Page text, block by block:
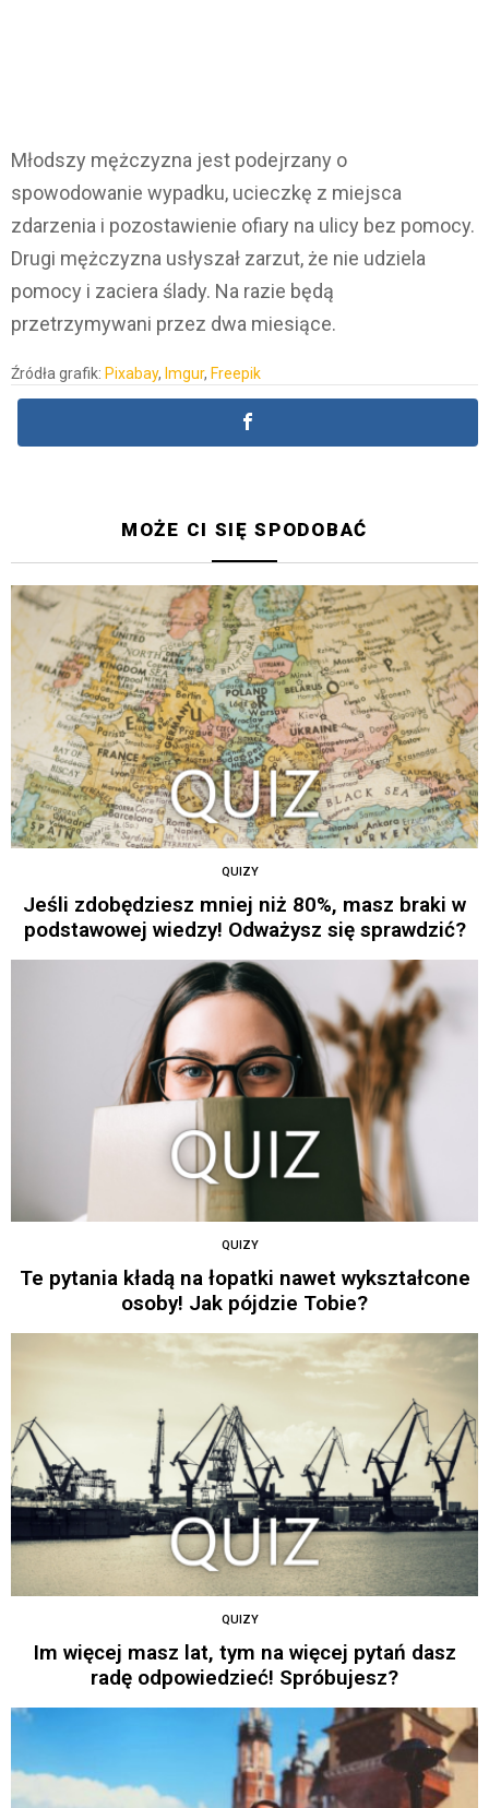
Młodszy mężczyzna jest podejrzany o
spowodowanie wypadku, ucieczkę z miejsca
zdarzenia i pozostawienie ofiary na ulicy bez pomocy.
Drugi mężczyzna usłyszał zarzut, że nie udziela
pomocy i zaciera ślady. Na razie będą
przetrzymywani przez dwa miesiące.
Źródła grafik: Pixabay, Imgur, Freepik
MOŻE CI SIĘ SPODOBAĆ
QUIZY
Jeśli zdobędziesz mniej niż 80%, masz braki w
podstawowej wiedzy! Odważysz się sprawdzić?
QUIZY
Te pytania kładą na łopatki nawet wykształcone
osoby! Jak pójdzie Tobie?
QUIZY
Im więcej masz lat, tym na więcej pytań dasz
radę odpowiedzieć! Spróbujesz?